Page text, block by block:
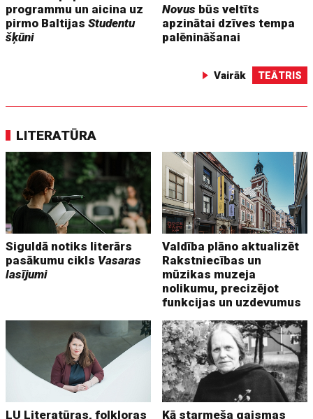
programmu un aicina uz
pirmo BaltijasStudentu
šķūni
Novus būs veltīts
apzinātai dzīves tempa
palēnināšanai
Vairāk TEĀTRIS
LITERATŪRA
Siguldā notiks literārs
pasākumu cikls Vasaras
lasījumi
Valdība plāno aktualizēt
Rakstniecības un
mūzikas muzeja
nolikumu, precizējot
funkcijas un uzdevumus
LU Literatūras, folkloras
Kā starmeša gaismas